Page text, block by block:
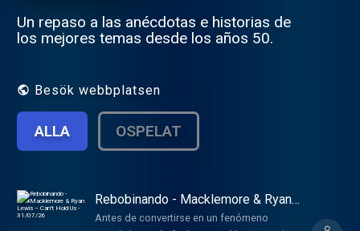
Un repaso a las anécdotas e historias de
los mejores temas desde los años 50.
Besök webbplatsen
ALLA OSPELAT
Rebobinando - Macklemore & Ryan
Lewis – Can't Hold Us - 31/07/26
Antes de convertirse en un fenómeno